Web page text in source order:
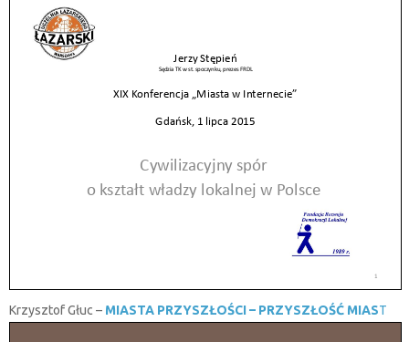
Krzysztof Głuc – MIASTA PRZYSZŁOŚCI – PRZYSZŁOŚĆ MIAST